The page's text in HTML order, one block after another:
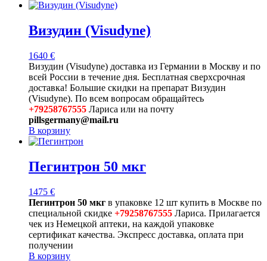
Визудин (Visudyne)
1640 €
Визудин (Visudyne) доставка из Германии в Москву и по
всей России в течение дня. Бесплатная сверхсрочная
доставка! Большие скидки на препарат Визудин
(Visudyne). По всем вопросам обращайтесь
+79258767555 Лариса или на почту
pillsgermany@mail.ru
В корзину
Пегинтрон 50 мкг
1475 €
Пегинтрон 50 мкг в упаковке 12 шт купить в Москве по
специальной скидке +79258767555 Лариса. Прилагается
чек из Немецкой аптеки, на каждой упаковке
сертификат качества. Экспресс доставка, оплата при
получении
В корзину